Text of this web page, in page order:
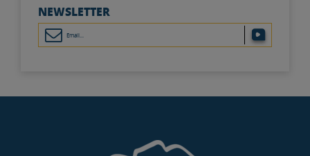
NEWSLETTER
email